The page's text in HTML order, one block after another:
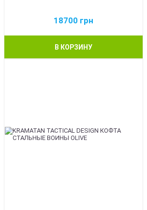
18700 грн
В КОРЗИНУ